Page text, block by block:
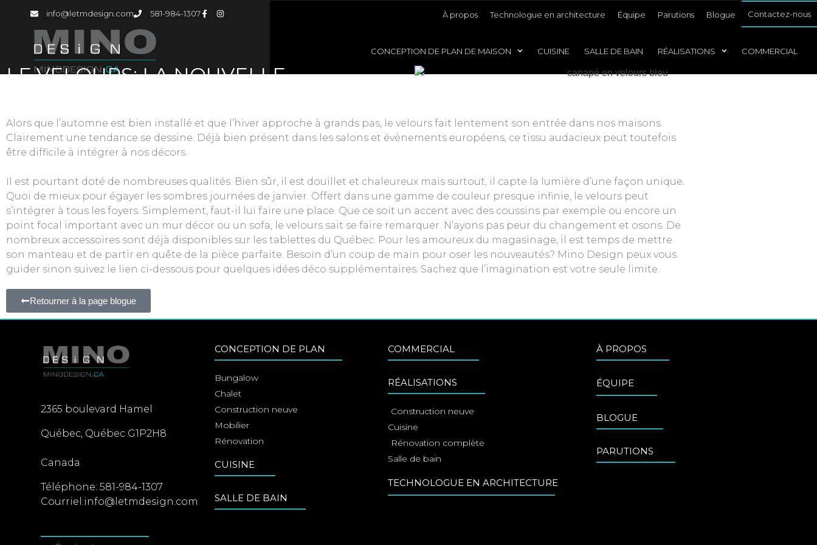
info@letmdesign.com 581-984-1307 À propos Technologue en architecture Équipe Parutions Blogue Contactez-nous
CONCEPTION DE PLAN DE MAISON CUISINE SALLE DE BAIN RÉALISATIONS COMMERCIAL
LE VELOURS: LA NOUVELLE
Alors que l’automne est bien installé et que l’hiver approche à grands pas, le velours fait lentement son entrée dans nos maisons.
Clairement une tendance se dessine. Déjà bien présent dans les salons et évènements européens, ce tissu audacieux peut toutefois
être difficile à intégrer à nos décors.
Il est pourtant doté de nombreuses qualités. Bien sûr, il est douillet et chaleureux mais surtout, il capte la lumière d’une façon unique.
Quoi de mieux pour égayer les sombres journées de janvier. Offert dans une gamme de couleur presque infinie, le velours peut
s’intégrer à tous les foyers. Simplement, faut-il lui faire une place. Que ce soit un accent avec des coussins par exemple ou encore un
point focal important avec un mur décor ou un sofa, le velours sait se faire remarquer. N’ayons pas peur du changement et osons. De
nombreux accessoires sont déjà disponibles sur les tablettes du Québec. Pour les amoureux du magasinage, il est temps de mettre
son manteau et de partir en quête de la pièce parfaite. Besoin d’un coup de main pour oser les nouveautés? Mino Design peux vous
guider sinon suivez le lien ci-dessous pour quelques idées déco supplémentaires. Sachez que l’imagination est votre seule limite.
Retourner à la page blogue
2365 boulevard Hamel
Québec Québec G1P2H8
Canada
Téléphone:581-984-1307
Courriel:info@letmdesign.com
CONCEPTION DE PLAN
Bungalow
Chalet
Construction neuve
Mobilier
Rénovation
CUISINE
SALLE DE BAIN
COMMERCIAL
RÉALISATIONS
Construction neuve
Cuisine
Rénovation complète
Salle de bain
TECHNOLOGUE EN ARCHITECTURE
À PROPOS
ÉQUIPE
BLOGUE
PARUTIONS